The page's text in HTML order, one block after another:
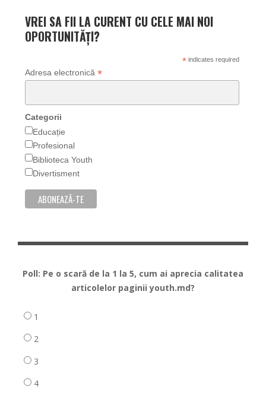
VREI SA FII LA CURENT CU CELE MAI NOI
OPORTUNITĂȚI?
*indicates required
Adresa electronică *
Categorii
Educație
Profesional
Biblioteca Youth
Divertisment
Poll: Pe o scară de la 1 la 5, cum ai aprecia calitatea
articolelor paginii youth.md?
1
2
3
4